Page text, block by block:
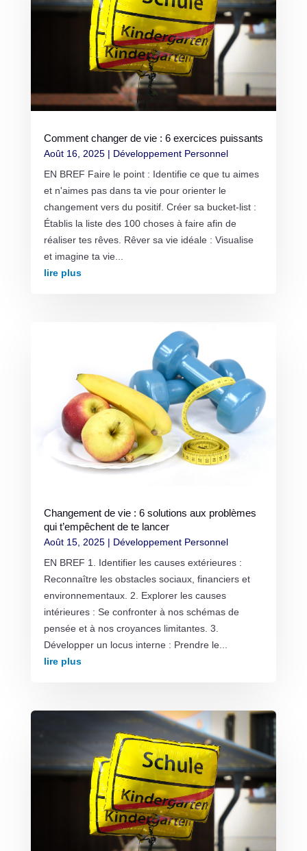
Comment changer de vie : 6 exercices puissants
Août 16, 2025| Développement Personnel
EN BREF Faire le point : Identifie ce que tu aimes
et n'aimes pas dans ta vie pour orienter le
changement vers du positif. Créer sa bucket-list :
Établis la liste des 100 choses à faire afin de
réaliser tes rêves. Rêver sa vie idéale : Visualise
et imagine ta vie...
lire plus
Changement de vie : 6 solutions aux problèmes
qui t’empêchent de te lancer
Août 15, 2025| Développement Personnel
EN BREF 1. Identifier les causes extérieures :
Reconnaître les obstacles sociaux, financiers et
environnementaux. 2. Explorer les causes
intérieures : Se confronter à nos schémas de
pensée et à nos croyances limitantes. 3.
Développer un locus interne : Prendre le...
lire plus